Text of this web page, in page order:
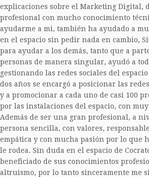
explicaciones sobre el Marketing Digital,
profesional con mucho conocimiento
ayudarme a mi, también ha ayudado a
en el espacio sin pedir nada en cambio,
para ayudar a los demás, tanto que a
personas de manera singular, ayudó a
gestionando las redes sociales del
dos años se encargó a posicionar las
y a promocionar a cada uno de casi 100
por las instalaciones del espacio, con
Además de ser una gran profesional, a
persona sencilla, con valores,
empática y con mucha pasión por lo que
le rodea. Sin duda en el espacio de
beneficiado de sus conocimientos
altruismo, por lo tanto sinceramente me